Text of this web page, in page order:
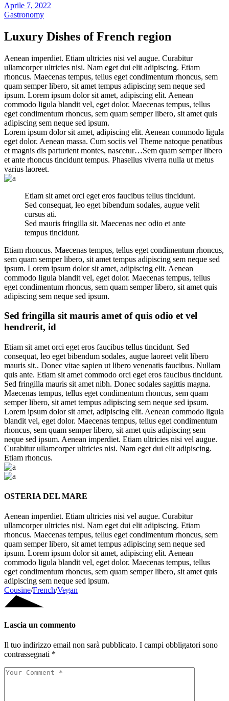
Aprile 7, 2022
Gastronomy
Luxury Dishes of French region
Aenean imperdiet. Etiam ultricies nisi vel augue. Curabitur
ullamcorper ultricies nisi. Nam eget dui elit adipiscing. Etiam
rhoncus. Maecenas tempus, tellus eget condimentum rhoncus, sem
quam semper libero, sit amet tempus adipiscing sem neque sed
ipsum. Lorem ipsum dolor sit amet, adipiscing elit. Aenean
commodo ligula blandit vel, eget dolor. Maecenas tempus, tellus
eget condimentum rhoncus, sem quam semper libero, sit amet quis
adipiscing sem neque sed ipsum.
Lorem ipsum dolor sit amet, adipiscing elit. Aenean commodo ligula
eget dolor. Aenean massa. Cum sociis vel Theme natoque penatibus
et magnis dis parturient montes, nascetur…Sem quam semper libero
et ante rhoncus tincidunt tempus. Phasellus viverra nulla ut metus
varius laoreet.
Etiam sit amet orci eget eros faucibus tellus tincidunt.
Sed consequat, leo eget bibendum sodales, augue velit
cursus ati.
Sed mauris fringilla sit. Maecenas nec odio et ante
tempus tincidunt.
Etiam rhoncus. Maecenas tempus, tellus eget condimentum rhoncus,
sem quam semper libero, sit amet tempus adipiscing sem neque sed
ipsum. Lorem ipsum dolor sit amet, adipiscing elit. Aenean
commodo ligula blandit vel, eget dolor. Maecenas tempus, tellus
eget condimentum rhoncus, sem quam semper libero, sit amet quis
adipiscing sem neque sed ipsum.
Sed fringilla sitmauris ametofquis odio etvel
hendrerit, id
Etiam sit amet orci eget eros faucibus tellus tincidunt. Sed
consequat, leo eget bibendum sodales, augue laoreet velit libero
mauris sit.. Donec vitae sapien ut libero venenatis faucibus. Nullam
quis ante. Etiam sit amet commodo orci eget eros faucibus tincidunt.
Sed fringilla mauris sit amet nibh. Donec sodales sagittis magna.
Maecenas tempus, tellus eget condimentum rhoncus, sem quam
semper libero, sit amet tempus adipiscing sem neque sed ipsum.
Lorem ipsum dolor sit amet, adipiscing elit. Aenean commodo ligula
blandit vel, eget dolor. Maecenas tempus, tellus eget condimentum
rhoncus, sem quam semper libero, sit amet quis adipiscing sem
neque sed ipsum. Aenean imperdiet. Etiam ultricies nisi vel augue.
Curabitur ullamcorper ultricies nisi. Nam eget dui elit adipiscing.
Etiam rhoncus.
OSTERIA DEL MARE
Aenean imperdiet. Etiam ultricies nisi vel augue. Curabitur
ullamcorper ultricies nisi. Nam eget dui elit adipiscing. Etiam
rhoncus. Maecenas tempus, tellus eget condimentum rhoncus, sem
quam semper libero, sit amet tempus adipiscing sem neque sed
ipsum. Lorem ipsum dolor sit amet, adipiscing elit. Aenean
commodo ligula blandit vel, eget dolor. Maecenas tempus, tellus
eget condimentum rhoncus, sem quam semper libero, sit amet quis
adipiscing sem neque sed ipsum.
Cousine/French/Vegan
Lascia un commento
Il tuo indirizzo email non sarà pubblicato. I campi obbligatori sono
contrassegnati *